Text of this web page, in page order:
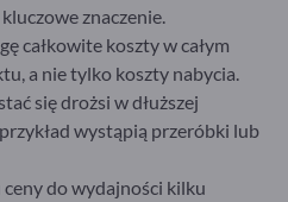
znaczenie.
całkowite koszty w całym
a nie tylko koszty nabycia.
się drożsi w dłuższej
wystąpią przeróbki lub
do wydajności kilku